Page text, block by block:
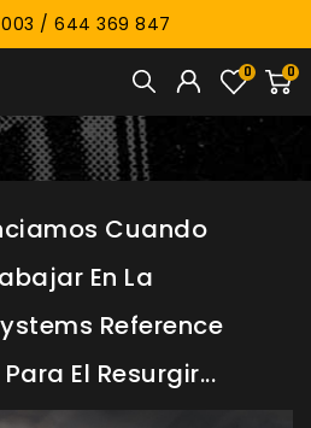
003 / 644 369 847
0
0
Cuando
En La
Reference
El Resurgir...